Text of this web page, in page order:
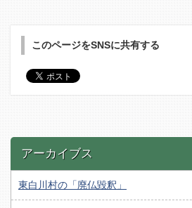
このページをSNSに共有する
アーカイブス
東白川村の「廃仏毀釈」